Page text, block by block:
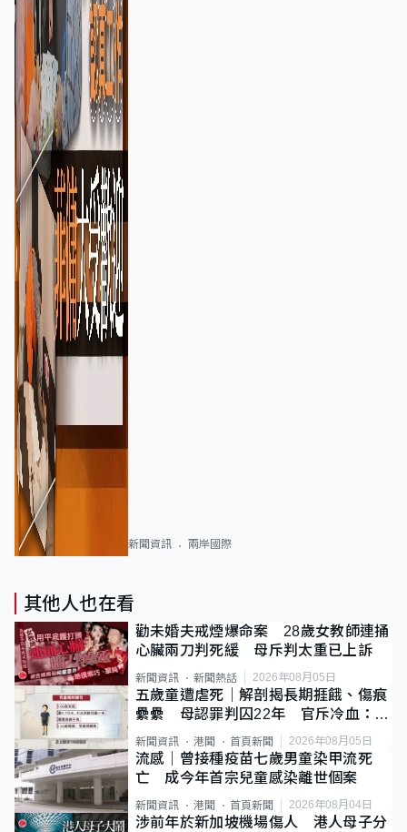
新聞資訊 兩岸國際
其他人也在看
勸未婚夫戒煙爆命案 28歲女教師連捅
心臟兩刀判死緩 母斥判太重已上訴
新聞資訊 新聞熱話 2026年08月05日
五歲童遭虐死｜解剖揭長期捱餓、傷痕
纍纍 母認罪判囚22年 官斥冷血：同
類案最惡劣
新聞資訊 港聞 首頁新聞 2026年08月05日
流感｜曾接種疫苗七歲男童染甲流死
亡 成今年首宗兒童感染離世個案
新聞資訊 港聞 首頁新聞 2026年08月04日
涉前年於新加坡機場傷人 港人母子分